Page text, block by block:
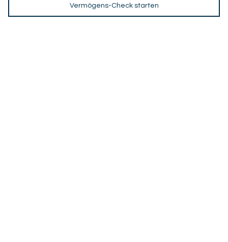
Vermögens-Check starten